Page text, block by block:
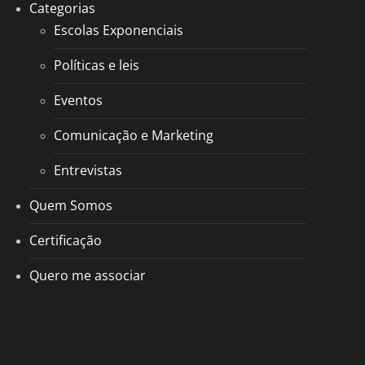
Categorias
Escolas Exponenciais
Políticas e leis
Eventos
Comunicação e Marketing
Entrevistas
Quem Somos
Certificação
Quero me associar